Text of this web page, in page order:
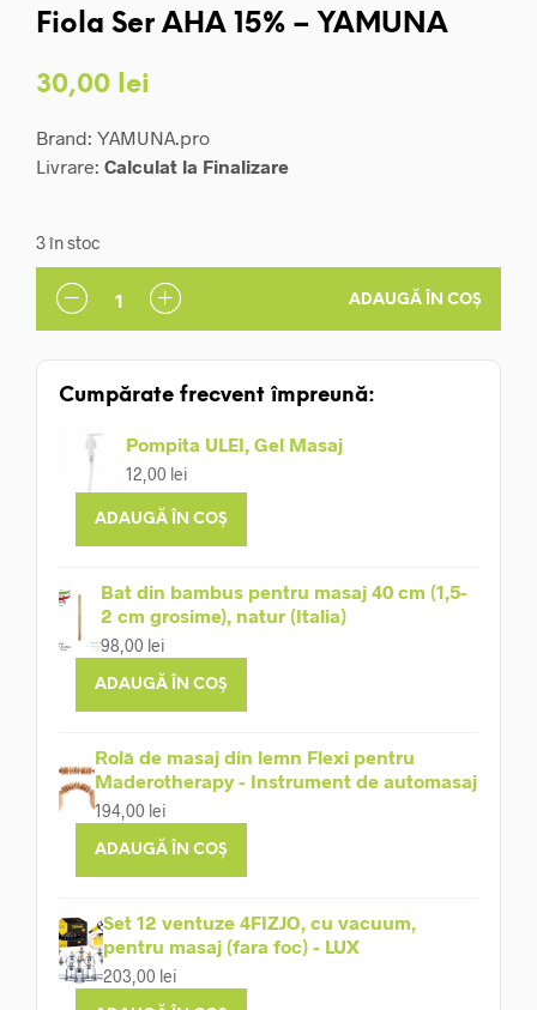
Fiola Ser AHA 15% – YAMUNA
30,00 lei
Brand: YAMUNA.pro
Livrare: Calculat la Finalizare
3 în stoc
ADAUGĂ ÎN COȘ
Cumpărate frecvent împreună:
Pompita ULEI, Gel Masaj
12,00 lei
ADAUGĂ ÎN COȘ
Bat din bambus pentru masaj 40 cm (1,5-
2 cm grosime), natur (Italia)
98,00 lei
ADAUGĂ ÎN COȘ
Rolă de masaj din lemn Flexi pentru
Maderotherapy - Instrument de automasaj
194,00 lei
ADAUGĂ ÎN COȘ
Set 12 ventuze 4FIZJO, cu vacuum,
pentru masaj (fara foc) - LUX
203,00 lei